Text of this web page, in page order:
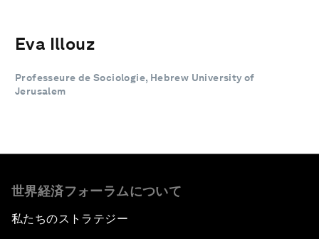
Eva Illouz
Professeure de Sociologie, Hebrew University of
Jerusalem
世界経済フォーラムについて
私たちのストラテジー